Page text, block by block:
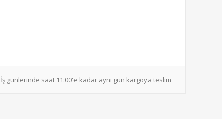
İş günlerinde saat 11:00'e kadar aynı gün kargoya teslim